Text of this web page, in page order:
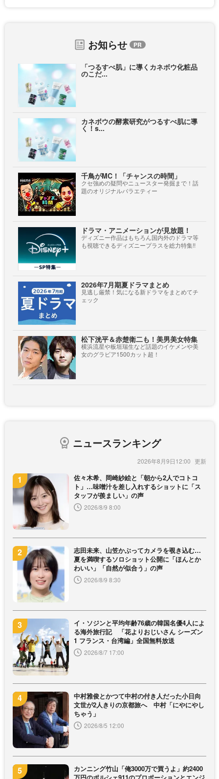
お知らせ
「つるすべ肌」に導くカネボウ化粧品
のこだ...
カネボウの酵素研究がつるすべ肌に導
く！s...
千鳥がMC！「チャンスの時間」
クセ強めの疑問やニュースター発掘まで！話
題のオリジナルバラエティー
ドラマ・アニメーションが見放題！
ディズニー作品はもちろん国内外のドラマ等
も視聴できるディズニープラスを総力特集!!
2026年7月期夏ドラマまとめ
見逃し厳禁！気になる新ドラマをまとめてチ
ェック
松下洸平＆赤楚衛二も！美男美女特集
横浜流星や板垣瑞生など話題のイケメンや美
女のグラビア1500カット超！
ニュースランキング
2026年8月9日12:00
佐々木希、岡崎紗絵と「朝から2人でコトコ
ト」…味噌汁を差し入れするショットに「ス
タッフが羨ましい」の声
2026/8/9 8:00
志田未来、山笠かぶってカメラを覗き込む…
夏を満喫するソロショット公開に「ほんとか
わいい」「自然が似合う」の声
2026/8/9 8:30
イ・ソジンと平均年齢76歳の韓国名優4人によ
る海外旅行記 「花よりおじいさん シーズン
1 フランス・台湾編」全国無料放送
2026/8/7 17:00
中村雅俊とかつて中村の付き人だった小日向
文世が2人きりの京都旅へ 中村「にやにやし
ちゃう」
2026/8/5 12:00
カンニング竹山「俺3000万で買うよ」約2400